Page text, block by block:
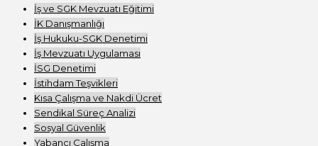
İş ve SGK Mevzuatı Eğitimi
İK Danışmanlığı
İş Hukuku-SGK Denetimi
İş Mevzuatı Uygulaması
İSG Denetimi
İstihdam Teşvikleri
Kısa Çalışma ve Nakdi Ücret
Sendikal Süreç Analizi
Sosyal Güvenlik
Yabancı Çalışma